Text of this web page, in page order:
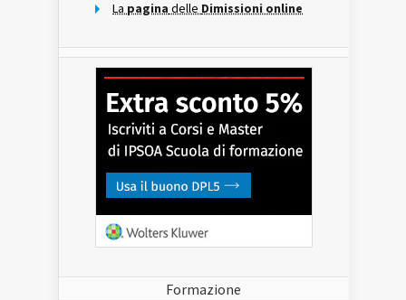
La pagina delle Dimissioni online
Formazione